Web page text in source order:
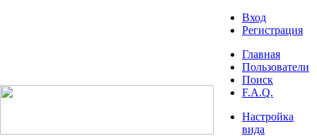
Вход
Регистрация
Главная
Пользователи
Поиск
F.A.Q.
Настройка
вида